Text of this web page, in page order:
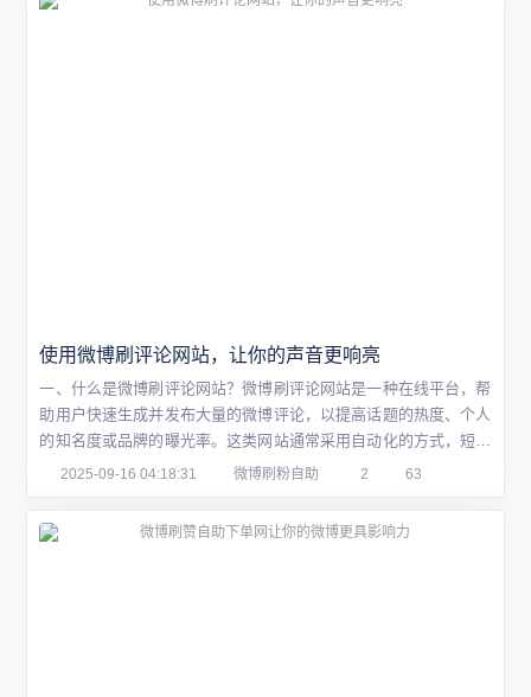
升社交媒体影响力的工具。通过这类平台，用户...
使用微博刷评论网站，让你的声音更响亮
一、什么是微博刷评论网站？微博刷评论网站是一种在线平台，帮
助用户快速生成并发布大量的微博评论，以提高话题的热度、个人
的知名度或品牌的曝光率。这类网站通常采用自动化的方式，短时
间内就可以生成大量评论，使你的声音在众多声音中更突出。但使
前，首先要了解如何使用它来提高自己的声音...
2025-09-16 04:18:31 微博刷粉自助 2 63